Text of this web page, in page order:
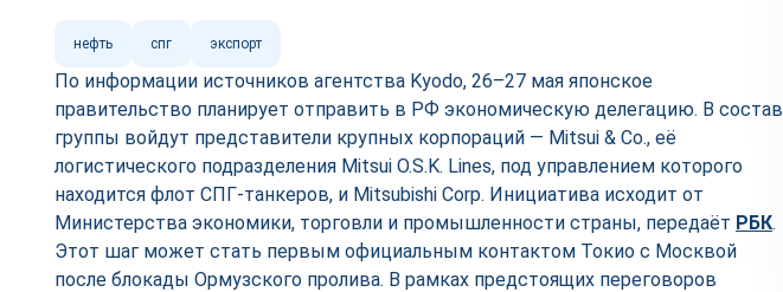
нефть спг экспорт
По информации источников агентства Kyodo, 26–27 мая японское
правительство планирует отправить в РФ экономическую делегацию. В состав
группы войдут представители крупных корпораций — Mitsui & Co., её
логистического подразделения Mitsui O.S.K. Lines, под управлением которого
находится флот СПГ‑танкеров, и Mitsubishi Corp. Инициатива исходит от
Министерства экономики, торговли и промышленности страны, передаёт РБК.
Этот шаг может стать первым официальным контактом Токио с Москвой
после блокады Ормузского пролива. В рамках предстоящих переговоров